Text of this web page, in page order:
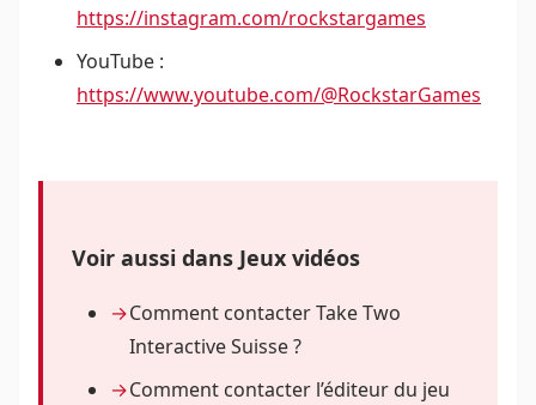
https://instagram.com/rockstargames
YouTube :
https://www.youtube.com/@RockstarGames
Voir aussi dans Jeux vidéos
Comment contacter Take Two
Interactive Suisse ?
Comment contacter l’éditeur du jeu